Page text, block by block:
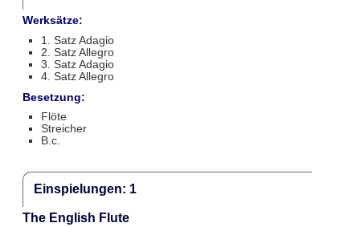
Werksätze:
1. Satz Adagio
2. Satz Allegro
3. Satz Adagio
4. Satz Allegro
Besetzung:
Flöte
Streicher
B.c.
Einspielungen: 1
The English Flute